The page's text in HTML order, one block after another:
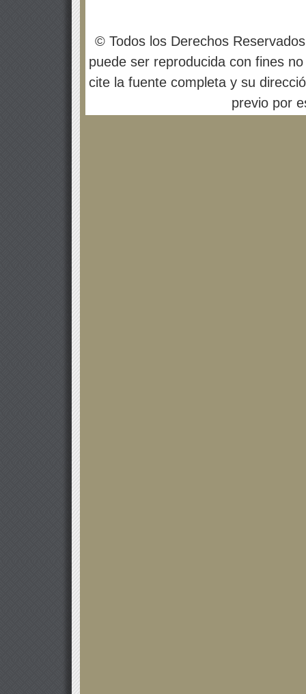
© Todos los Derechos
puede ser reproducida con fines
cite la fuente completa y su
previo por